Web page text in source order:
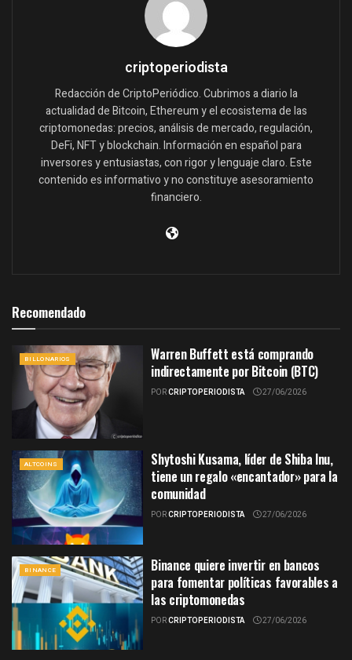
criptoperiodista
Redacción de CriptoPeriódico. Cubrimos a diario la
actualidad de Bitcoin, Ethereum y el ecosistema de las
criptomonedas: precios, análisis de mercado, regulación,
DeFi, NFT y blockchain. Información en español para
inversores y entusiastas, con rigor y lenguaje claro. Este
contenido es informativo y no constituye asesoramiento
financiero.
Recomendado
BILLONARIOS
Warren Buffett está comprando
indirectamente por Bitcoin (BTC)
PORCRIPTOPERIODISTA 27/06/2026
ALTCOINS
Shytoshi Kusama, líder de Shiba Inu,
tiene un regalo «encantador» para la
comunidad
PORCRIPTOPERIODISTA 27/06/2026
BINANCE
Binance quiere invertir en bancos
para fomentar políticas favorables a
las criptomonedas
PORCRIPTOPERIODISTA 27/06/2026